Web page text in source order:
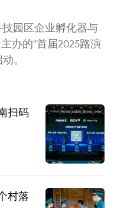
园区企业孵化器与
主办的"首届2025路演
。
扫码
村落